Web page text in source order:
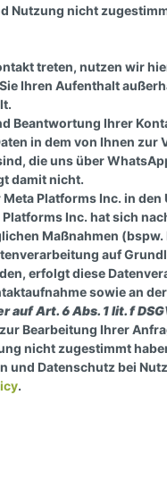
Nutzung nicht
treten, nutzen wir
Ihren Aufenthalt
Beantwortung Ihrer
in dem von Ihnen
die uns über
damit nicht.
Platforms Inc. in
Inc. hat sich
Maßnahmen
auf
erfolgt diese
sowie an
Art. 6 Abs. 1 lit. f
Bearbeitung Ihrer
nicht zugestimmt
und Datenschutz bei
.